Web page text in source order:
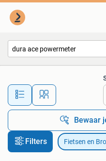
Alle
Bewaar
Filters Fietsen en